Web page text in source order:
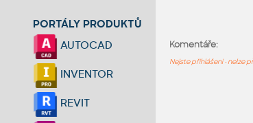
PORTÁLY PRODUKTŮ
AUTOCAD
INVENTOR
REVIT
Komentáře:
Nejste přihlášeni - nelze